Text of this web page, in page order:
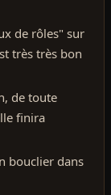
de rôles" sur
très très bon
de toute
finira
bouclier dans